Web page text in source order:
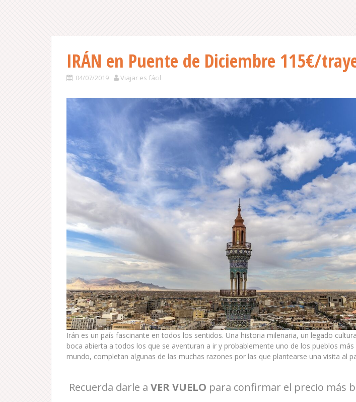
IRÁN en Puente de Diciembre 115€/
04/07/2019 Viajar es fácil
Irán es un país fascinante en todos los sentidos. Una historia milenaria, un legado
boca abierta a todos los que se aventuran a ir y probablemente uno de los pueblos
mundo, completan algunas de las muchas razones por las que plantearse una visita al
Recuerda darle a VER VUELO para confirmar el precio más